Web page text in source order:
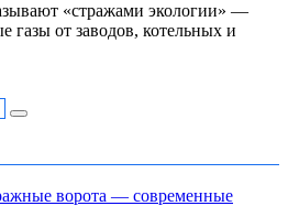
«стражами экологии» —
газы от заводов, котельных и
ворота — современные